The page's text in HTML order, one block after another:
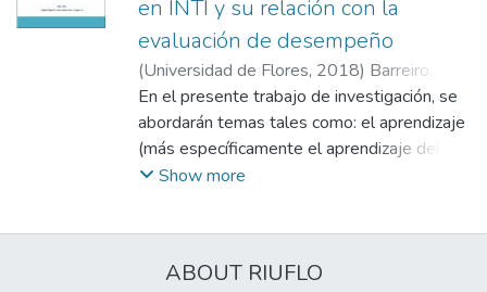
en INTI y su relación con la
evaluación de desempeño
(Universidad de Flores, 2018) Barreiro,
María Teresa;Pérez Lugones, María
Florencia; Müller, Mariela
En el presente trabajo de investigación, se
abordarán temas tales como: el aprendizaje
(más específicamente el aprendizaje del
adulto), el aporte al mismo que realizan las
capacitación laboral y la evaluación de éstas
Show more
ABOUT RIUFLO